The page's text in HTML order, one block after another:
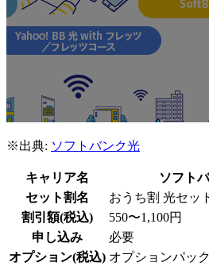
※出典: ソフトバンク光
キャリア名
ソフト
セット割名
おうち割 光セッ
割引額(税込)
550〜1,100円
申し込み
必要
オプション(税込) オプションパッ